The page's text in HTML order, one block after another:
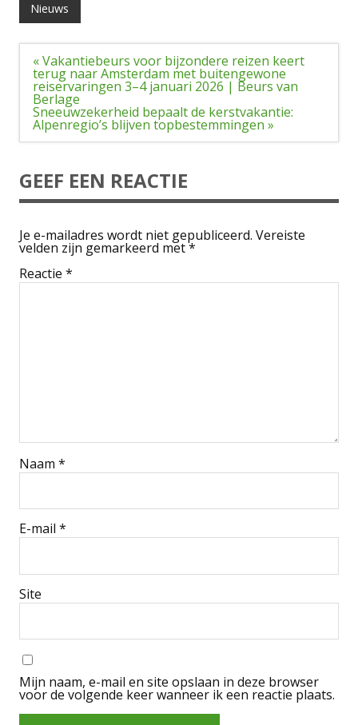
Nieuws
Bericht
navigatie
« Vakantiebeurs voor bijzondere reizen keert
terug naar Amsterdam met buitengewone
reiservaringen 3–4 januari 2026 | Beurs van
Berlage
Sneeuwzekerheid bepaalt de kerstvakantie:
Alpenregio’s blijven topbestemmingen »
GEEF EEN REACTIE
Je e-mailadres wordt niet gepubliceerd. Vereiste
velden zijn gemarkeerd met*
Reactie *
Naam *
E-mail *
Site
Mijn naam, e-mail en site opslaan in deze browser
voor de volgende keer wanneer ik een reactie plaats.